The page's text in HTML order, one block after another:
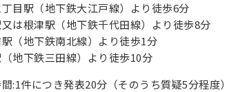
目駅（地下鉄大江戸線）より徒歩6分
は根津駅（地下鉄千代田線）より徒歩8分
（地下鉄南北線）より徒歩1分
地下鉄三田線）より徒歩10分
:1件につき発表20分（そのうち質疑5分程度）